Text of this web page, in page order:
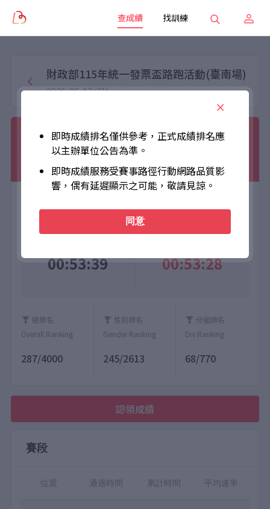
查成績 找訓練
財政部115年統一發票盃路跑活動(臺南場)
2026-06-07 (日)
胡凱華
挑戰組(10km)
男C組 男
00:53:39 00:53:28
總排名
Overall Ranking
287/4000
性別排名
Gender Ranking
245/2613
分組排名
Div Ranking
68/770
認領成績
賽段
位置 通過時間 累計時間 平均速率
即時成績排名僅供參考，正式成績排名應
以主辦單位公告為準。
即時成績服務受賽事路徑行動網路品質影
響，偶有延遲顯示之可能，敬請見諒。
同意